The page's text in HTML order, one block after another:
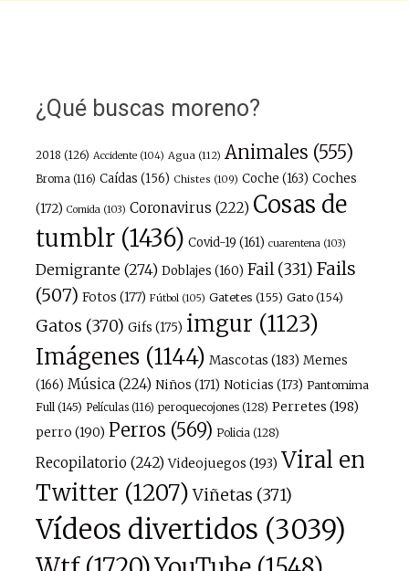
¿Qué buscas moreno?
2018 (126) Accidente(104) Agua(112) Animales (555)
Broma(116) Caídas (156) Chistes (109) Coche (163) Coches
(172) Comida(103) Coronavirus (222) Cosas de
tumblr(1436) Covid-19 (161) cuarentena(103)
Demigrante(274) Doblajes (160) Fail(331) Fails
(507) Fotos (177) Fútbol(105) Gatetes (155) Gato(154)
Gatos (370) Gifs (175) imgur (1123)
Imágenes(1144) Mascotas (183) Memes
(166) Música(224) Niños (171) Noticias (173) Pantomima
Full (145) Películas(116) peroquecojones(128) Perretes (198)
perro (190) Perros (569) Policia (128)
Recopilatorio (242) Videojuegos (193) Viral en
Twitter (1207) Viñetas (371)
Vídeos divertidos (3039)